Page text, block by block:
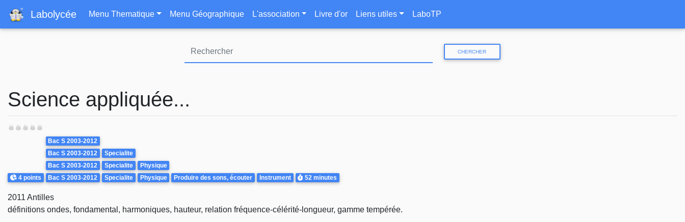
au
contenu
Labolycée Navigation principale
Menu Thematique Menu Géographique L'association Livre d'or Liens utiles LaboTP
CHERCHER
Science appliquée...
Points
4 points
Theme
Bac S 2003-2012
Bac S 2003-2012
Specialite
Bac S 2003-2012
Specialite
Physique
Bac S 2003-2012
Specialite Physique Produire des sons, écouter Instrument Durée
52 minutes
2011 Antilles
définitions ondes, fondamental, harmoniques, hauteur, relation fréquence-célérité-longueur, gamme tempérée.